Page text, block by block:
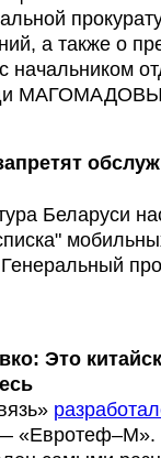
а также о
начальником
Беларуси
Это
«Евротеф–М».